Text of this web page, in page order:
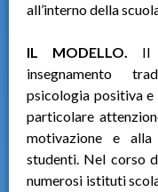
all’interno della
IL MODELLO. Il
insegnamento
psicologia positiva e
particolare
motivazione e alla
studenti. Nel corso
numerosi istituti